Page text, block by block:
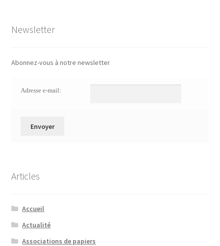
Newsletter
Abonnez-vous à notre newsletter
Adresse e-mail:
Articles
Accueil
Actualité
Associations de papiers